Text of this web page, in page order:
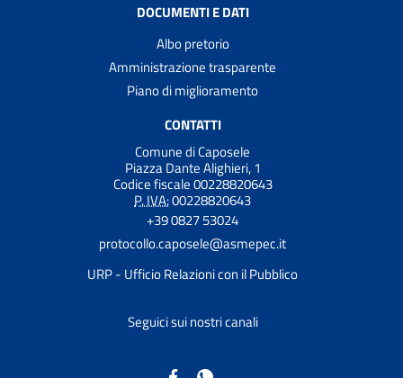
DOCUMENTI E DATI
Albo pretorio
Amministrazione trasparente
Piano di miglioramento
CONTATTI
Comune di Caposele
Piazza Dante Alighieri, 1
Codice fiscale 00228820643
P. IVA:00228820643
+39 0827 53024
protocollo.caposele@asmepec.it
URP - Ufficio Relazioni con il Pubblico
Seguici sui nostri canali